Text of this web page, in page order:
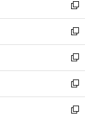
で
開
く
ド
ウ
で
開
く
新
し
い
ウ
ィ
ン
ド
ウ
で
新
し
い
ウ
ィ
ン
ド
新
し
い
ウ
ィ
新
し
い
新